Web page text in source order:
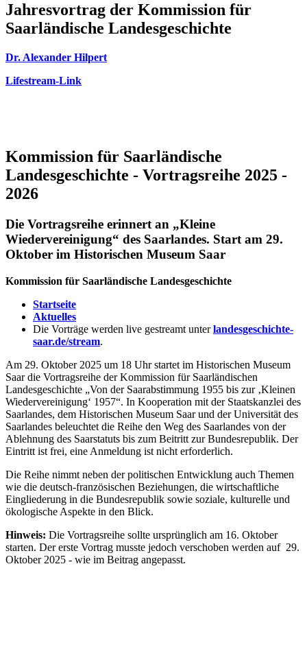
Jahresvortrag der Kommission für
Saarländische Landesgeschichte
Dr. Alexander Hilpert
Lifestream-Link
Kommission für Saarländische
Landesgeschichte - Vortragsreihe 2025 -
2026
Die Vortragsreihe erinnert an „Kleine
Wiedervereinigung“ des Saarlandes. Start am 29.
Oktober im Historischen Museum Saar
Kommission für Saarländische Landesgeschichte
Startseite
Aktuelles
Die Vorträge werden live gestreamt unterlandesgeschichte-
saar.de/stream.
Am 29. Oktober 2025 um 18 Uhr startet im Historischen Museum
Saar die Vortragsreihe der Kommission für Saarländischen
Landesgeschichte „Von der Saarabstimmung 1955 bis zur ‚Kleinen
Wiedervereinigung‘ 1957“. In Kooperation mit der Staatskanzlei des
Saarlandes, dem Historischen Museum Saar und der Universität des
Saarlandes beleuchtet die Reihe den Weg des Saarlandes von der
Ablehnung des Saarstatuts bis zum Beitritt zur Bundesrepublik. Der
Eintritt ist frei, eine Anmeldung ist nicht erforderlich.
Die Reihe nimmt neben der politischen Entwicklung auch Themen
wie die deutsch-französischen Beziehungen, die wirtschaftliche
Eingliederung in die Bundesrepublik sowie soziale, kulturelle und
ökologische Aspekte in den Blick.
Hinweis: Die Vortragsreihe sollte ursprünglich am 16. Oktober
starten. Der erste Vortrag musste jedoch verschoben werden auf 29.
Oktober 2025 - wie im Beitrag angepasst.